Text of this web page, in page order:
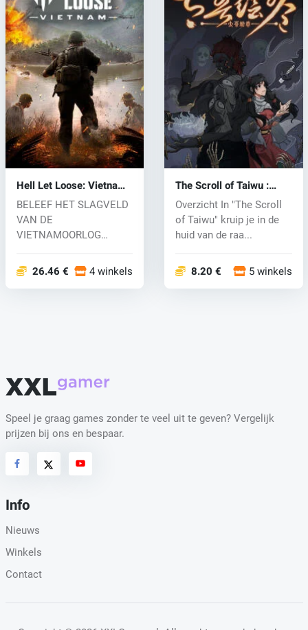
Hell Let Loose: Vietnam
(PC) key
BELEEF HET SLAGVELD
VAN DE
VIETNAMOORLOG
het intense...
26.46 € 4 winkels
The Scroll of Taiwu :
Beyond The Dome (PC)
key
Overzicht In "The Scroll
of Taiwu" kruip je in de
huid van de raa...
8.20 € 5 winkels
Speel je graag games zonder te veel uit te geven? Vergelijk
prijzen bij ons en bespaar.
Info
Nieuws
Winkels
Contact